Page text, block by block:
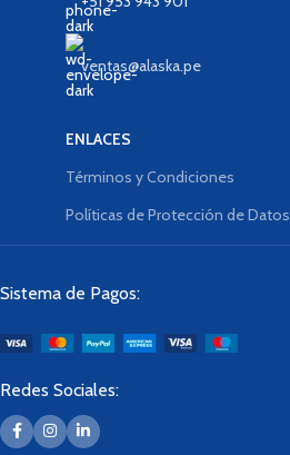
ventas@alaska.pe
ENLACES
Términos y Condiciones
Políticas de Protección de Datos
Sistema de Pagos:
Redes Sociales: